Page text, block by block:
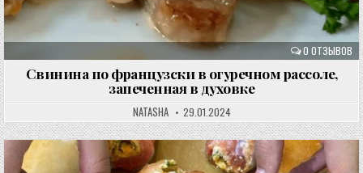
0 ОТЗЫВОВ
Свинина по французски в огуречном рассоле,
запеченная в духовке
NATASHA 29.01.2024